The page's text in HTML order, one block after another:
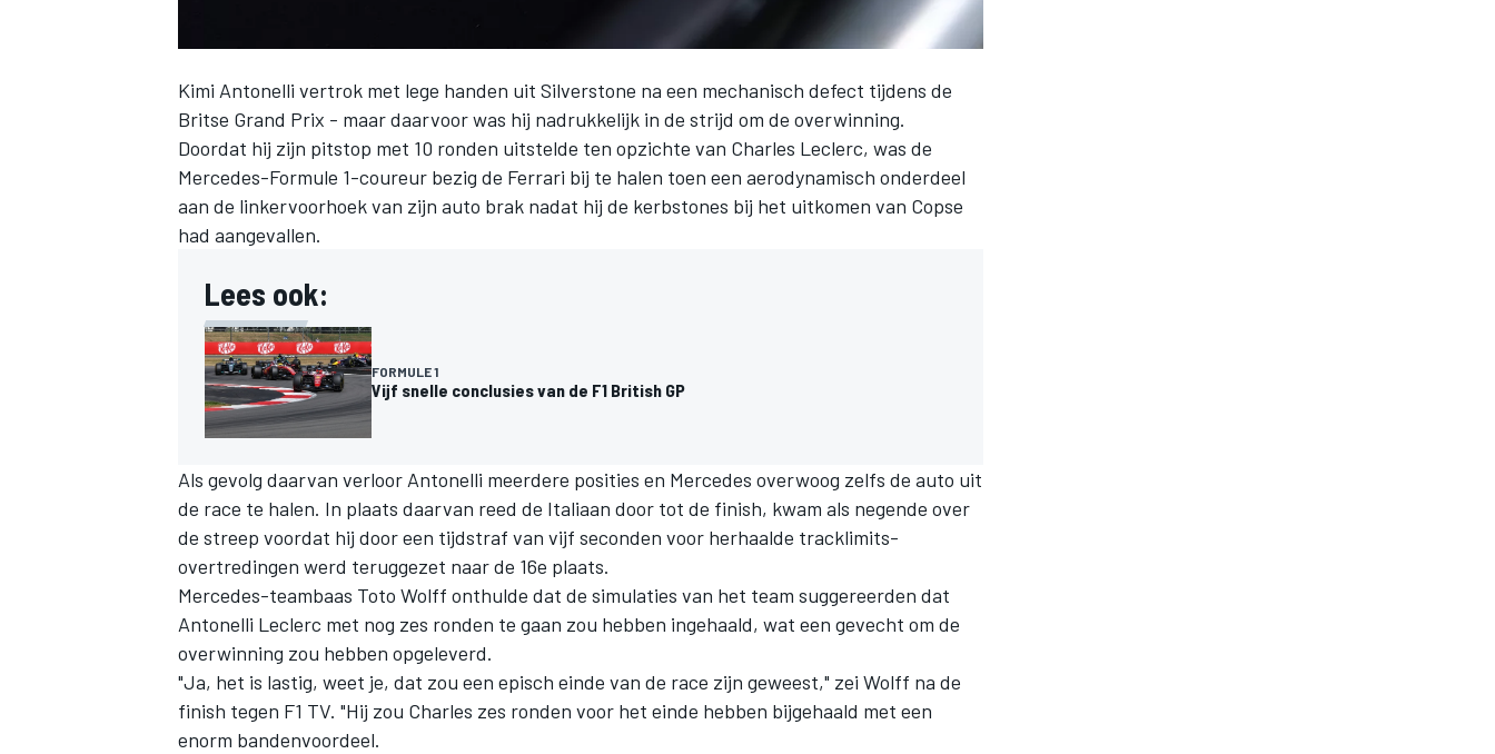
WEC DTM
Kimi Antonelli vertrok met lege handen uit Silverstone na een mechanisch defect tijdens de
Britse Grand Prix - maar daarvoor was hij nadrukkelijk in de strijd om de overwinning.
Doordat hij zijn pitstop met 10 ronden uitstelde ten opzichte van Charles Leclerc, was de
Mercedes-Formule 1-coureur bezig de Ferrari bij te halen toen een aerodynamisch onderdeel
aan de linkervoorhoek van zijn auto brak nadat hij de kerbstones bij het uitkomen van Copse
had aangevallen.
Lees ook:
FORMULE 1
Vijf snelle conclusies van de F1 British GP
Als gevolg daarvan verloor Antonelli meerdere posities en Mercedes overwoog zelfs de auto uit
de race te halen. In plaats daarvan reed de Italiaan door tot de finish, kwam als negende over
de streep voordat hij door een tijdstraf van vijf seconden voor herhaalde tracklimits-
overtredingen werd teruggezet naar de 16e plaats.
Mercedes-teambaas Toto Wolff onthulde dat de simulaties van het team suggereerden dat
Antonelli Leclerc met nog zes ronden te gaan zou hebben ingehaald, wat een gevecht om de
overwinning zou hebben opgeleverd.
"Ja, het is lastig, weet je, dat zou een episch einde van de race zijn geweest," zei Wolff na de
finish tegen F1 TV. "Hij zou Charles zes ronden voor het einde hebben bijgehaald met een
enorm bandenvoordeel.